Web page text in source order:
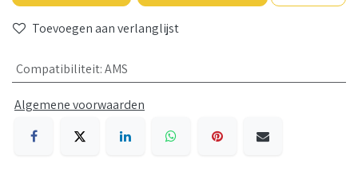
Toevoegen aan verlanglijst
Compatibiliteit:AMS
Algemene voorwaarden